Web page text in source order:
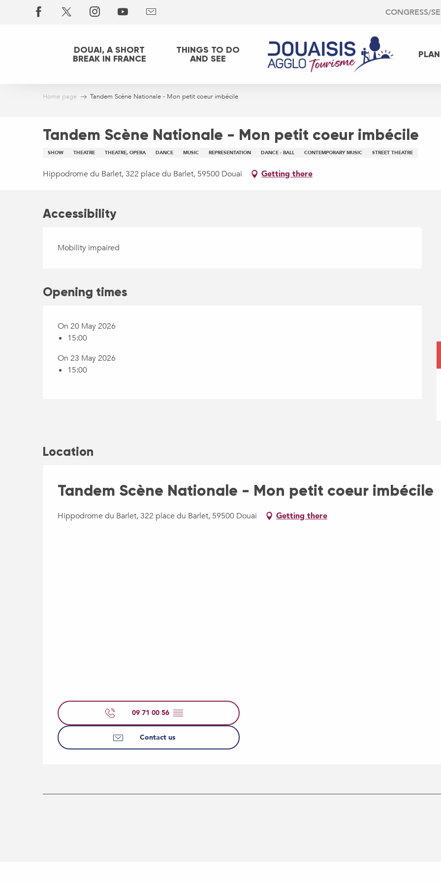
CONGRESS/
DOUAI, A SHORT
BREAK IN FRANCE
THINGS TO DO
AND SEE
Home page Tandem Scène Nationale - Mon petit coeur imbécile
Tandem Scène Nationale - Mon petit coeur imbécile
SHOW THEATRE THEATRE, OPERA DANCE MUSIC REPRESENTATION DANCE - BALL CONTEMPORARY MUSIC STREET THEATRE
Hippodrome du Barlet, 322 place du Barlet, 59500 Douai Getting there
Accessibility
Mobility impaired
Opening times
On 20 May 2026
15:00
On 23 May 2026
15:00
Location
Tandem Scène Nationale - Mon petit coeur imbécile
Hippodrome du Barlet, 322 place du Barlet, 59500 Douai Getting there
09 71 00 56 ▒▒
Contact us